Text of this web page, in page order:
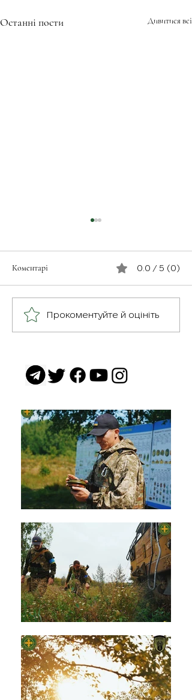
Останні пости Дивитися всі
Герої серед нас: медик
Хітмен
Коментарі 0.0 / 5 (0)
Прокоментуйте й оцініть